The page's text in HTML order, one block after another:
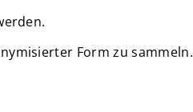
Form zu sammeln.